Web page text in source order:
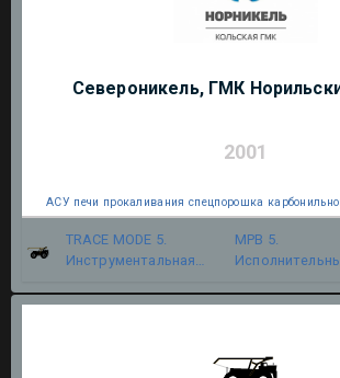
Североникель, ГМК
2001
АСУ печи прокаливания спецпорошка
TRACE MODE 5.
Инструментальная
МРВ 5.